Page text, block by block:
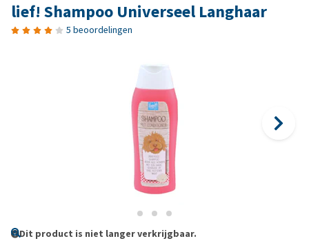
lief! Shampoo Universeel Langhaar
5 beoordelingen
Dit product is niet langer verkrijgbaar.